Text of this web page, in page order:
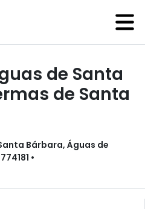
de Santa
de Santa
Bárbara, Águas de
•